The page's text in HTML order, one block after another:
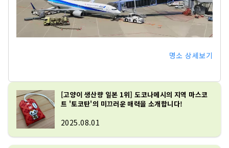
명소 상세보기
[고양이 생산량 일본 1위] 도코나메시의 지역 마스코
트 '토코탄'의 미끄러운 매력을 소개합니다!
2025.08.01